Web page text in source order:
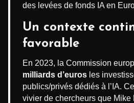
des levées de fonds IA en
Un contexte
favorable
En 2023, la Commission
milliards d’euros les
publics/privés dédiés à l’IA.
vivier de chercheurs que Mike